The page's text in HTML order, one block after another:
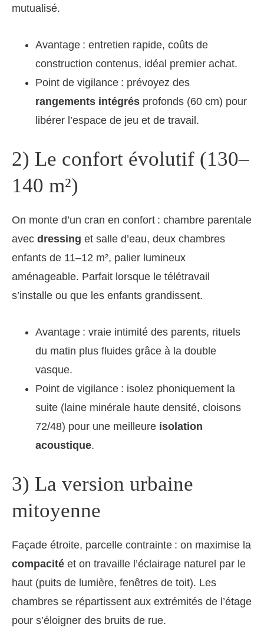
mutualisé.
Avantage : entretien rapide, coûts de
construction contenus, idéal premier achat.
Point de vigilance : prévoyez des
rangements intégrés profonds (60 cm) pour
libérer l’espace de jeu et de travail.
2) Le confort évolutif (130–
140 m²)
On monte d’un cran en confort : chambre parentale
avec dressing et salle d’eau, deux chambres
enfants de 11–12 m², palier lumineux
aménageable. Parfait lorsque le télétravail
s’installe ou que les enfants grandissent.
Avantage : vraie intimité des parents, rituels
du matin plus fluides grâce à la double
vasque.
Point de vigilance : isolez phoniquement la
suite (laine minérale haute densité, cloisons
72/48) pour une meilleure isolation
acoustique.
3) La version urbaine
mitoyenne
Façade étroite, parcelle contrainte : on maximise la
compacité et on travaille l’éclairage naturel par le
haut (puits de lumière, fenêtres de toit). Les
chambres se répartissent aux extrémités de l’étage
pour s’éloigner des bruits de rue.